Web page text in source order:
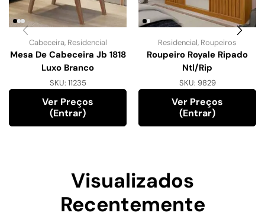
Cabeceira, Residencial
Mesa De Cabeceira Jb 1818
Luxo Branco
SKU: 11235
Ver Preços
(entrar)
Residencial, Roupeiros
Roupeiro Royale Ripado
Ntl/Rip
SKU: 9829
Ver Preços
(entrar)
Visualizados
Recentemente